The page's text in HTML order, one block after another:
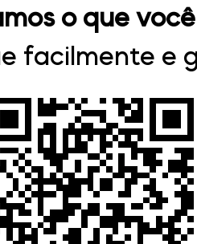
o que
facilmente e